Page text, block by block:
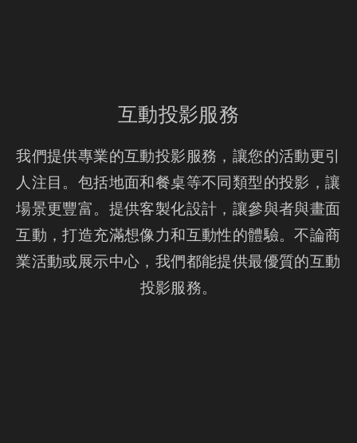
互動投影服務
我們提供專業的互動投影服務，讓您的活動更引
人注目。包括地面和餐桌等不同類型的投影，讓
場景更豐富。提供客製化設計，讓參與者與畫面
互動，打造充滿想像力和互動性的體驗。不論商
業活動或展示中心，我們都能提供最優質的互動
投影服務。